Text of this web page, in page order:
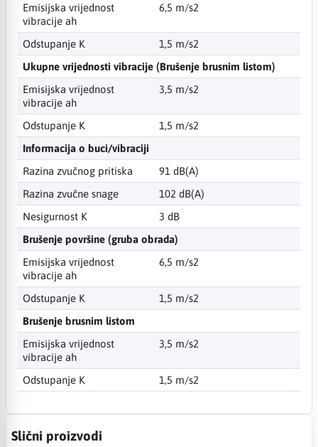
Emisijska vrijednost
vibracije ah
6,5 m/s2
Odstupanje K
1,5 m/s2
Ukupne vrijednosti vibracije (Brušenje brusnim listom)
Emisijska vrijednost
vibracije ah
3,5 m/s2
Odstupanje K
1,5 m/s2
Informacija o buci/vibraciji
Razina zvučnog pritiska
91 dB(A)
Razina zvučne snage
102 dB(A)
Nesigurnost K
3 dB
Brušenje površine (gruba obrada)
Emisijska vrijednost
vibracije ah
6,5 m/s2
Odstupanje K
1,5 m/s2
Brušenje brusnim listom
Emisijska vrijednost
vibracije ah
3,5 m/s2
Odstupanje K 1,5 m/s2
Slični proizvodi